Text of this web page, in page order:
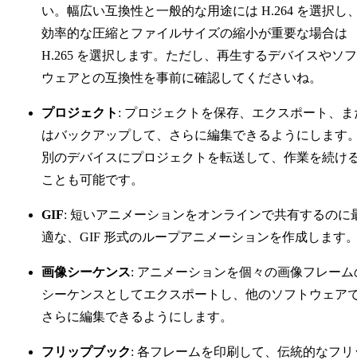
い。幅広い互換性と一般的な用途には H.264 を選択し
効率的な圧縮とファイルサイズの縮小が重要な場合は
H.265 を選択します。ただし、再生するデバイスやソ
ウェアとの互換性を事前に確認してくださいね。
プロジェクト : プロジェクトを保存、エクスポート、ま
はバックアップして、さらに編集できるようにします
別のデバイスにプロジェクトを転送して、作業を続け
ことも可能です。
GIF: 短いアニメーションをオンラインで共有するのに
適な、GIF 形式のループアニメーションを作成します
画像シーケンス: アニメーションを個々の画像フレーム
シーケンスとしてエクスポートし、他のソフトウェア
さらに編集できるようにします。
フリップブック: 各フレームを印刷して、伝統的なフリ